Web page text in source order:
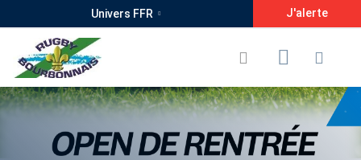
Univers FFR J'alerte